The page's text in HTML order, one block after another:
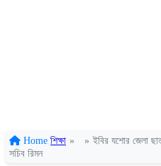
Home শিক্ষা » » ইবির যশোর জেলা
সচিব রিমন